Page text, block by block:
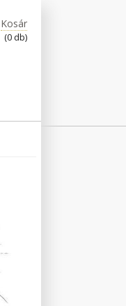
Kosár
(0 db)